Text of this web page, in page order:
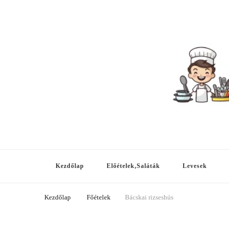
Kezdőlap Előételek,Saláták Levesek
Kezdőlap Főételek Bácskai rizseshús